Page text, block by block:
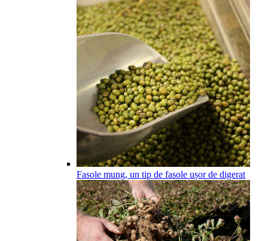
Fasole mung, un tip de fasole ușor de digerat